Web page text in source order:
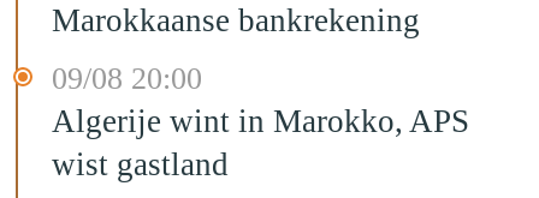
Marokkaanse bankrekening
09/08 20:00
Algerije wint in Marokko, APS
wist gastland